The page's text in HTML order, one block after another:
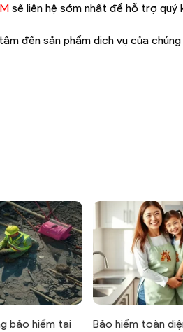
sẽ liên hệ sớm nhất để hỗ trợ quý
đến sản phẩm dịch vụ của
bảo hiểm tai
Bảo hiểm toàn